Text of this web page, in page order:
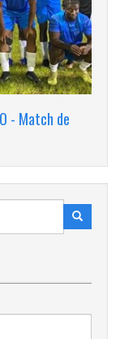
- Match de
Search